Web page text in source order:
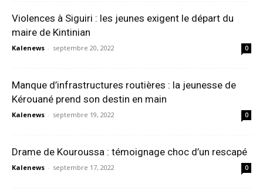
Violences à Siguiri : les jeunes exigent le départ du
maire de Kintinian
Kalenews - septembre 20, 2022 0
Manque d’infrastructures routières : la jeunesse de
Kérouané prend son destin en main
Kalenews - septembre 19, 2022 0
Drame de Kouroussa : témoignage choc d’un rescapé
Kalenews - septembre 17, 2022 0